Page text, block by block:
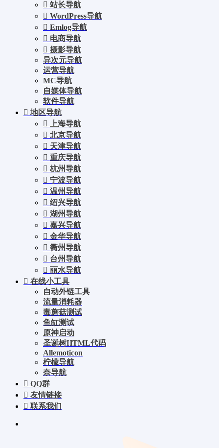
站长导航
WordPress导航
Emlog导航
电商导航
摄影导航
异次元导航
运营导航
MC导航
自媒体导航
软件导航
地区导航
上海导航
北京导航
天津导航
重庆导航
杭州导航
宁波导航
温州导航
绍兴导航
湖州导航
嘉兴导航
金华导航
衢州导航
台州导航
丽水导航
在线小工具
自动外链工具
流量消耗器
毒蘑菇测试
鱼缸测试
原神启动
圣诞树HTML代码
Allemoticon
柠檬导航
奈导航
QQ群
友情链接
联系我们